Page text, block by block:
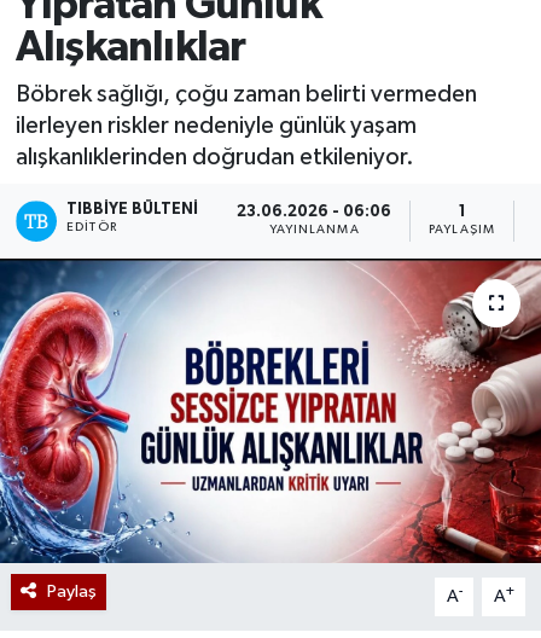
Alışkanlıklar
Böbrek sağlığı, çoğu zaman belirti vermeden
ilerleyen riskler nedeniyle günlük yaşam
alışkanlıklerinden doğrudan etkileniyor.
TIBBIYE BÜLTENI
EDITÖR
23.06.2026 - 06:06
YAYINLANMA PAYLAŞIM
Paylaş A- A+